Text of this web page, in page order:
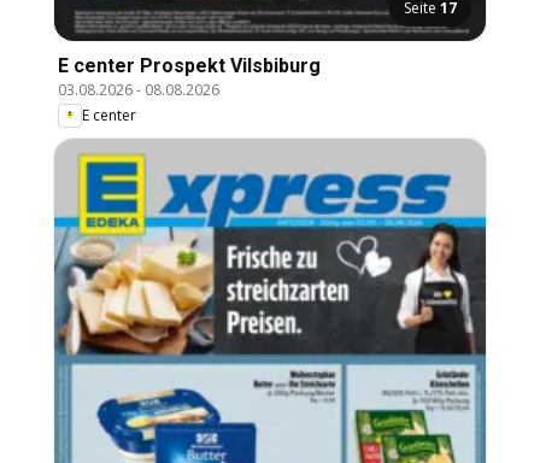
Seite 17
E center Prospekt Vilsbiburg
03.08.2026- 08.08.2026
E center